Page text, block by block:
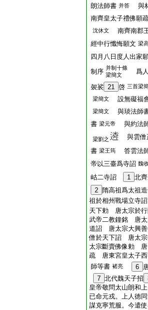
朗法師書 并答
與
南齊皇太子禮佛願
沈休文
南齊南郡
經中行懺悔願文 梁
四月八日度人出家
制序 并制十條
梁簡文
爲
袈裟 21 啓 三首梁
梁簡文 設無礙福
梁簡文
與琰法師
書 梁元帝 與約法
梁劉之
與雲僧
書 梁王筠
答雲法
帝以三臺爲寺詔 魏
岵二寺詔 1 北
2 隋高祖爲太祖
祖於相州戰場立寺
天下勅 唐太宗於
武帝二教鐘銘 唐太
道詔 唐太宗大興
僧於天下詔 唐太
太宗斷賣佛像勅 唐
疏 唐東宮皇太子
師等書 褚亮 6
7 北代魏天子招
皇帝敬問太山朗和
已命元戎。上人徳
謀克寧荒服。今遣